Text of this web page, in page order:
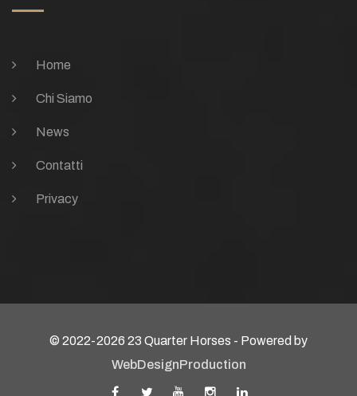
Home
Chi Siamo
News
Contatti
Privacy
© 2022-2026 23 Quarter Horses - Powered by
WebDesignProduction